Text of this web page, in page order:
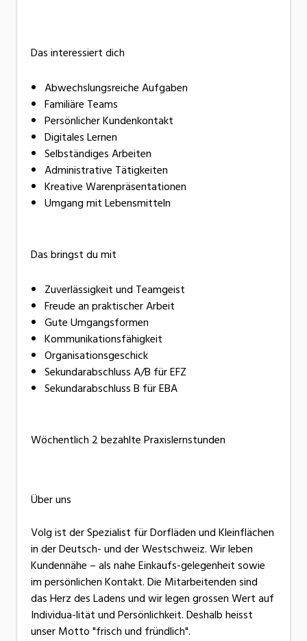
Das interessiert dich
Abwechslungsreiche Aufgaben
Familiäre Teams
Persönlicher Kundenkontakt
Digitales Lernen
Selbständiges Arbeiten
Administrative Tätigkeiten
Kreative Warenpräsentationen
Umgang mit Lebensmitteln
Das bringst du mit
Zuverlässigkeit und Teamgeist
Freude an praktischer Arbeit
Gute Umgangsformen
Kommunikationsfähigkeit
Organisationsgeschick
Sekundarabschluss A/B für EFZ
Sekundarabschluss B für EBA
Wöchentlich 2 bezahlte Praxislernstunden
Über uns
Volg ist der Spezialist für Dorfläden und Kleinflächen
in der Deutsch- und der Westschweiz. Wir leben
Kundennähe – als nahe Einkaufs-gelegenheit sowie
im persönlichen Kontakt. Die Mitarbeitenden sind
das Herz des Ladens und wir legen grossen Wert auf
Individua-lität und Persönlichkeit. Deshalb heisst
unser Motto "frisch und fründlich".